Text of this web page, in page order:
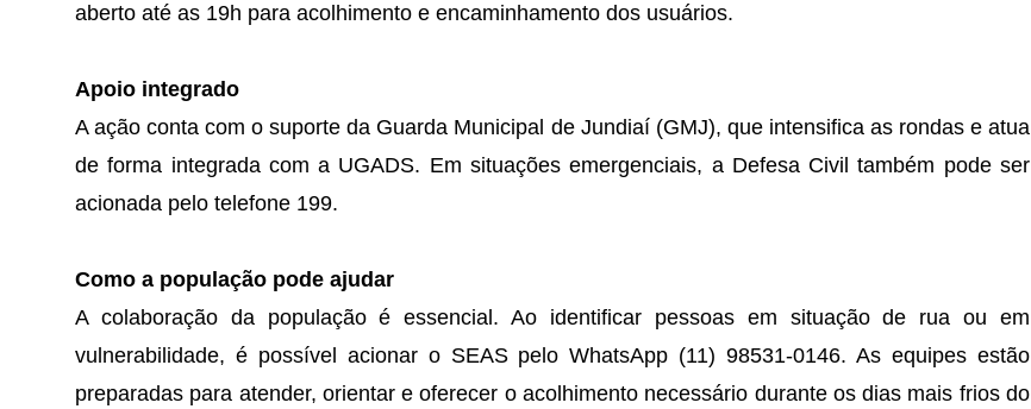
aberto até as 19h para acolhimento e encaminhamento dos usuários.
Apoio integrado
A ação conta com o suporte da Guarda Municipal de Jundiaí (GMJ), que intensifica as rondas e atua
de forma integrada com a UGADS. Em situações emergenciais, a Defesa Civil também pode ser
acionada pelo telefone 199.
Como a população pode ajudar
A colaboração da população é essencial. Ao identificar pessoas em situação de rua ou em
vulnerabilidade, é possível acionar o SEAS pelo WhatsApp (11) 98531-0146. As equipes estão
preparadas para atender, orientar e oferecer o acolhimento necessário durante os dias mais frios do